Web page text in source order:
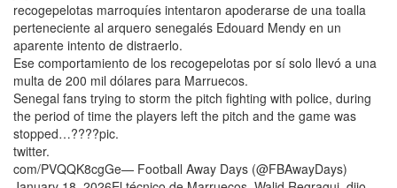
recogepelotas marroquíes intentaron apoderarse de una toalla
perteneciente al arquero senegalés Edouard Mendy en un
aparente intento de distraerlo.
Ese comportamiento de los recogepelotas por sí solo llevó a una
multa de 200 mil dólares para Marruecos.
Senegal fans trying to storm the pitch fighting with police, during
the period of time the players left the pitch and the game was
stopped…????pic.
twitter.
com/PVQQK8cgGe— Football Away Days (@FBAwayDays)